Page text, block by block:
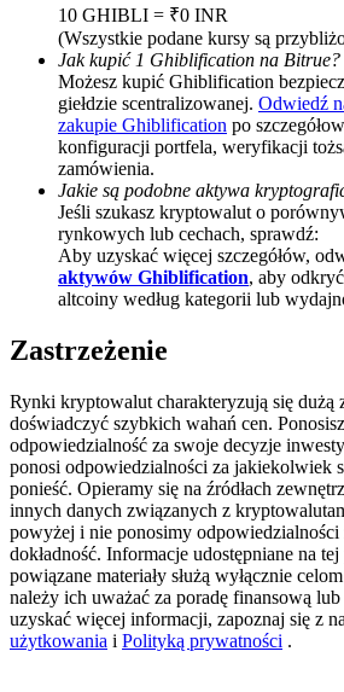
BTC Welcome Rewards
Deposit & Trade BTC to Share
Exclusive for BitMart Users
Register & Trade to Win 500,000
Precious Metals Trading Carnival
10 GHIBLI = ₹0 INR
(Wszystkie podane kursy są
Jak kupić 1 Ghiblification na Bitrue?
Możesz kupić Ghiblification
giełdzie scentralizowanej. Odwiedź
zakupie Ghiblification po
konfiguracji portfela, weryfikacji
zamówienia.
Jakie są podobne aktywa
Jeśli szukasz kryptowalut o
rynkowych lub cechach, sprawdź:
Aby uzyskać więcej szczegółów,
aktywów Ghiblification, aby
altcoiny według kategorii lub
Zastrzeżenie
Rynki kryptowalut charakteryzują się dużą
doświadczyć szybkich wahań cen.
odpowiedzialność za swoje decyzje
ponosi odpowiedzialności za jakiekolwiek
ponieść. Opieramy się na źródłach
innych danych związanych z
powyżej i nie ponosimy
dokładność. Informacje udostępniane na
powiązane materiały służą wyłącznie
należy ich uważać za poradę finansową
uzyskać więcej informacji, zapoznaj się z
użytkowania i Polityką prywatności .